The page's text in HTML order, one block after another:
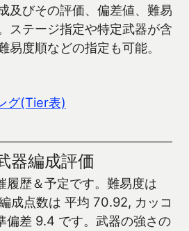
及びその評価、偏差値、難易
ステージ指定や特定武器が含
易度順などの指定も可能。
グ(Tier表)
器編成評価
履歴＆予定です。難易度は
成点数は 平均 70.92, カッコ
偏差 9.4 です。武器の強さの